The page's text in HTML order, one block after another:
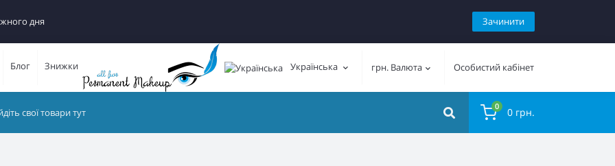
дня Зачинити
Блог Знижки Українська грн. Валюта Особистий кабінет
0 0 грн.